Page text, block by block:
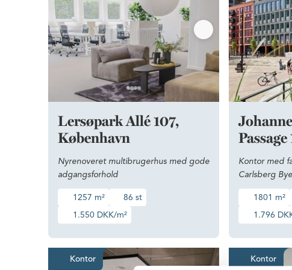
Lersøpark Allé 107,
København
Nyrenoveret multibrugerhus med gode
adgangsforhold
1257 m² 86 st
1.550 DKK/m²
Kontor med
Carlsberg
1801 m²
1.796
Kontoret med naturen i baghaven
Kontor Kontor